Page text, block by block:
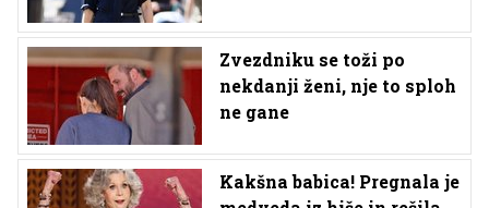
Zvezdniku se toži po
nekdanji ženi, nje to sploh
ne gane
Kakšna babica! Pregnala je